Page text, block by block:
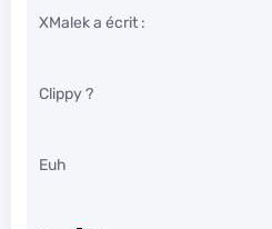
XMalek a écrit :
Clippy ?
Euh